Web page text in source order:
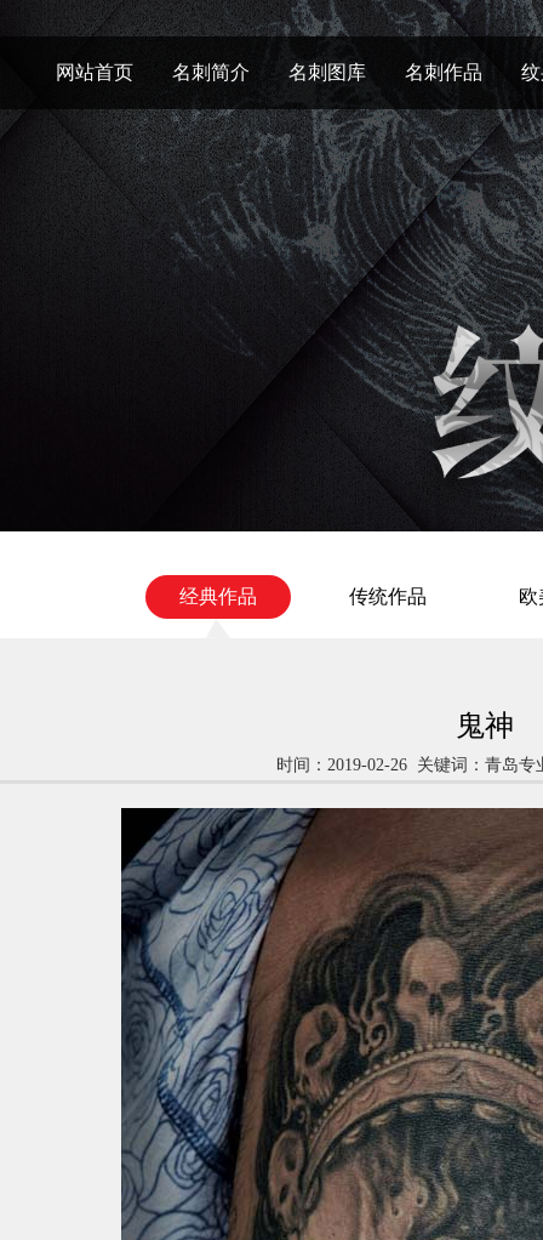
网站首页 名刺简介 名刺图库 名刺作品
经典作品 传统作品 欧
鬼神
时间：2019-02-26 关键词：青岛